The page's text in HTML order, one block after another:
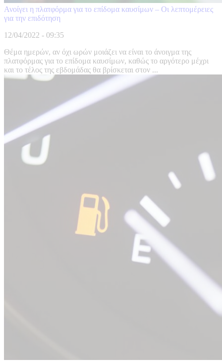
Ανοίγει η πλατφόρμα για το επίδομα καυσίμων – Οι λεπτομέρειες
για την επιδότηση
12/04/2022 - 09:35
Θέμα ημερών, αν όχι ωρών μοιάζει να είναι το άνοιγμα της
πλατφόρμας για το επίδομα καυσίμων, καθώς το αργότερο μέχρι
και το τέλος της εβδομάδας θα βρίσκεται στον ...